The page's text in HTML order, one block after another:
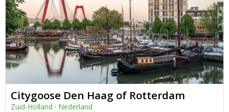
Citygoose Den Haag of Rotterdam
Zuid-Holland · Nederland